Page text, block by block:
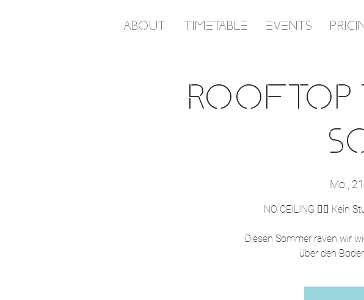
ROOFTOP
Mo.,
NO CEILING ❤️‍🔥 Kein
Diesen Sommer raven wir
über den
ABOUT TIMETABLE EVENTS